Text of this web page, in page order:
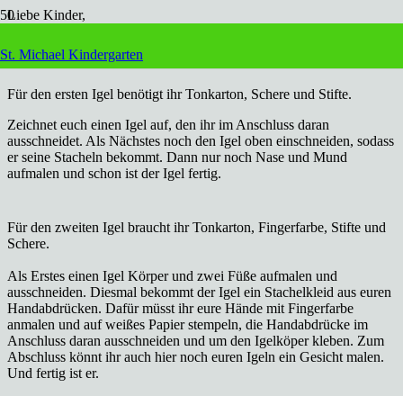
St. Michael Kindergarten
Liebe Kinder,
heute möchten wir euch zwei Igel Bastelideen zeigen, die ihr gerne
zu Hausenachbasteln könnt.
Für den ersten Igel benötigt ihr Tonkarton, Schere und Stifte.
Zeichnet euch einen Igel auf, den ihr im Anschluss daran
ausschneidet. Als Nächstes noch den Igel oben einschneiden, sodass
er seine Stacheln bekommt. Dann nur noch Nase und Mund
aufmalen und schon ist der Igel fertig.
Für den zweiten Igel braucht ihr Tonkarton, Fingerfarbe, Stifte und
Schere.
Als Erstes einen Igel Körper und zwei Füße aufmalen und
ausschneiden. Diesmal bekommt der Igel ein Stachelkleid aus euren
Handabdrücken. Dafür müsst ihr eure Hände mit Fingerfarbe
anmalen und auf weißes Papierstempeln, die Handabdrücke im
Anschluss daran ausschneiden und um den Igelköper kleben. Zum
Abschluss könnt ihr auch hier noch euren Igeln ein Gesicht malen.
Und fertig ist er.